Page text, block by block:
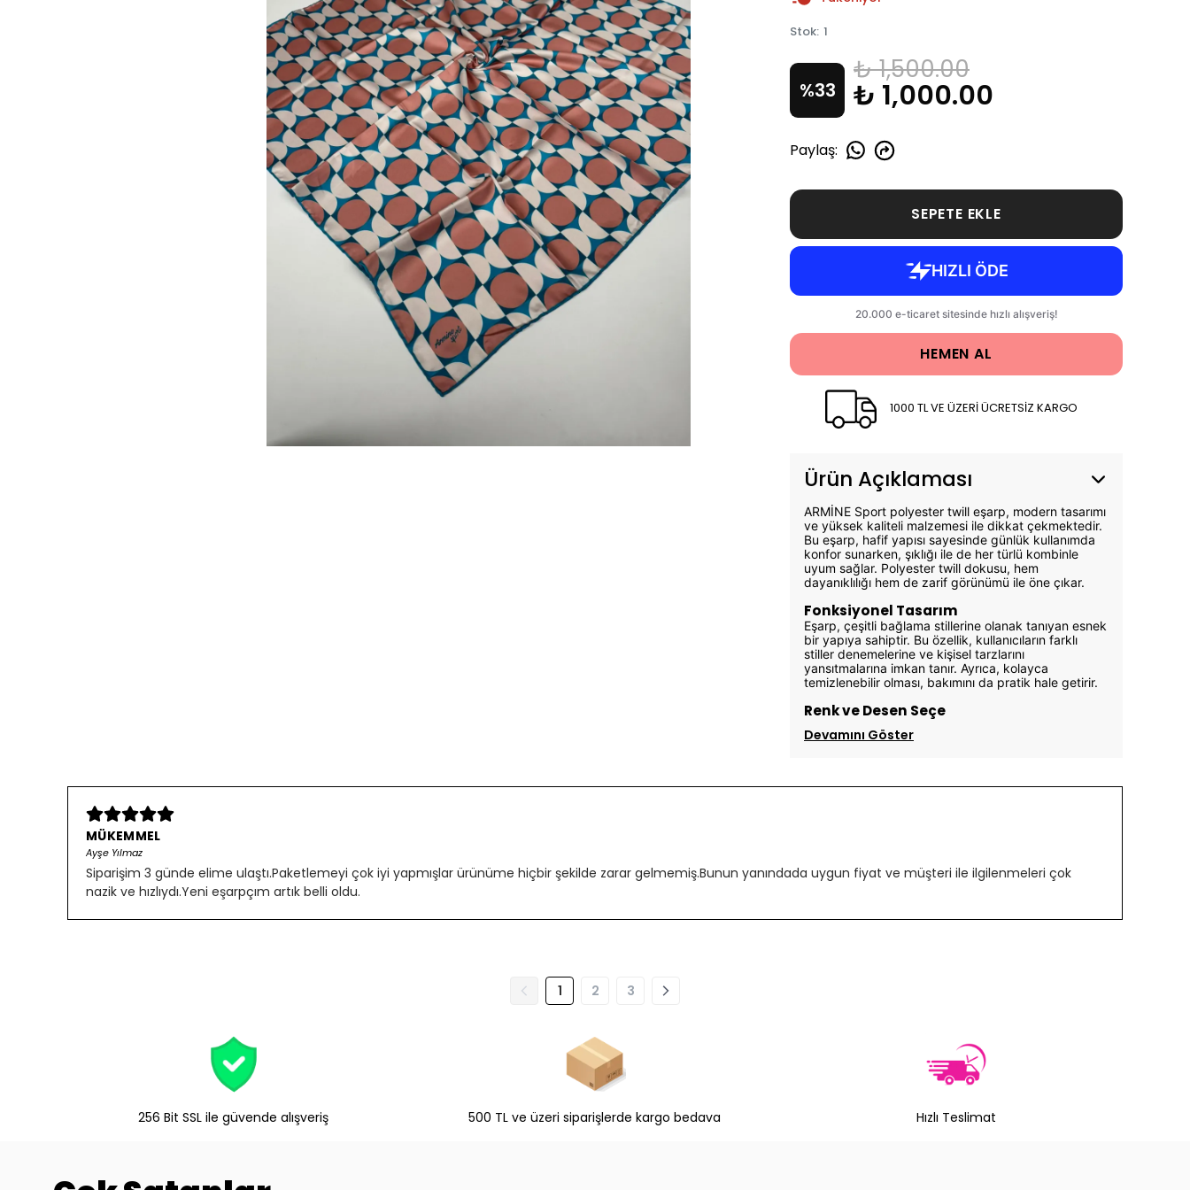
Stok: 1
%33
₺ 1,500.00
₺ 1,000.00
Paylaş:
SEPETE EKLE
HEMEN AL
1000 TL VE ÜZERİ ÜCRETSİZ KARGO
Ürün Açıklaması
ARMİNE Sport polyester twill eşarp, modern tasarımı
ve yüksek kaliteli malzemesi ile dikkat çekmektedir.
Bu eşarp, hafif yapısı sayesinde günlük kullanımda
konfor sunarken, şıklığı ile de her türlü kombinle
uyum sağlar. Polyester twill dokusu, hem
dayanıklılığı hem de zarif görünümü ile öne çıkar.
Fonksiyonel Tasarım
Eşarp, çeşitli bağlama stillerine olanak tanıyan esnek
bir yapıya sahiptir. Bu özellik, kullanıcıların farklı
stiller denemelerine ve kişisel tarzlarını
yansıtmalarına imkan tanır. Ayrıca, kolayca
temizlenebilir olması, bakımını da pratik hale getirir.
Renk ve Desen Seçe
Devamını Göster
MÜKEMMEL
Ayşe Yılmaz
Siparişim 3 günde elime ulaştı.Paketlemeyi çok iyi yapmışlar ürünüme hiçbir şekilde zarar gelmemiş.Bunun yanındada uygun fiyat ve müşteri ile ilgilenmeleri çok
nazik ve hızlıydı.Yeni eşarpçım artık belli oldu.
1 2 3
256 Bit SSL ile güvende alışveriş 500 TL ve üzeri siparişlerde kargo bedava Hızlı Teslimat